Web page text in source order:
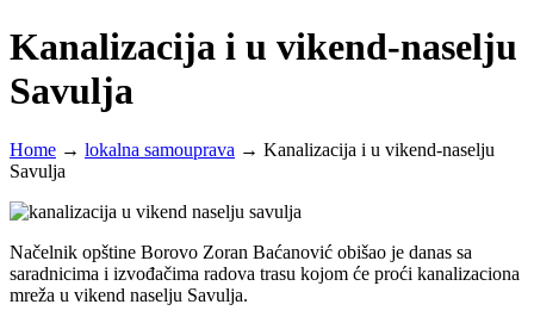
Kanalizacija i u vikend-naselju
Savulja
Home → lokalna samouprava → Kanalizacija i u vikend-naselju
Savulja
Načelnik opštine Borovo Zoran Baćanović obišao je danas sa
saradnicima i izvođačima radova trasu kojom će proći kanalizaciona
mreža u vikend naselju Savulja.